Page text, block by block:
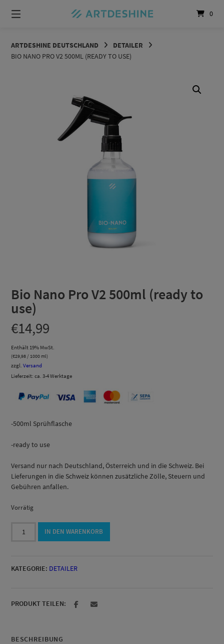
zum
0
ARTDESHINE DEUTSCHLAND
DETAILER
BIO NANO PRO V2 500ML (READY TO USE)
Bio Nano Pro V2 500ml (ready to
use)
€14,99
Enthält 19% MwSt.
(€29,98 / 1000 ml)
zzgl.Versand
Lieferzeit: ca. 3-4 Werktage
-500ml Sprühflasche
-ready to use
Versand nur nach Deutschland, Österreich und in die Schweiz. Bei
Lieferungen in die Schweiz können zusätzliche Zölle, Steuern und
Gebühren anfallen.
Vorrätig
Nano
500ml
use)
IN DEN WARENKORB
KATEGORIE: DETAILER
PRODUKT TEILEN:
BESCHREIBUNG